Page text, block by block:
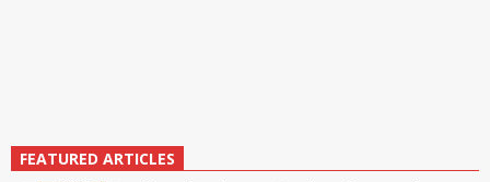
FEATURED ARTICLES